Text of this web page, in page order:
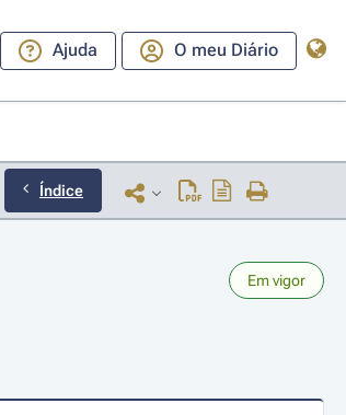
Ajuda O meu Diário
Índice
Em vigor